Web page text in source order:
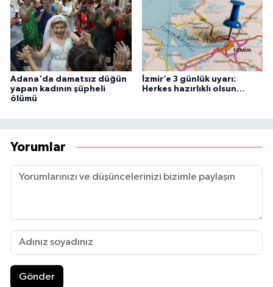
Adana'da damatsız düğün
yapan kadının şüpheli
ölümü
İzmir’e 3 günlük uyarı:
Herkes hazırlıklı olsun…
Yorumlar
Gönder